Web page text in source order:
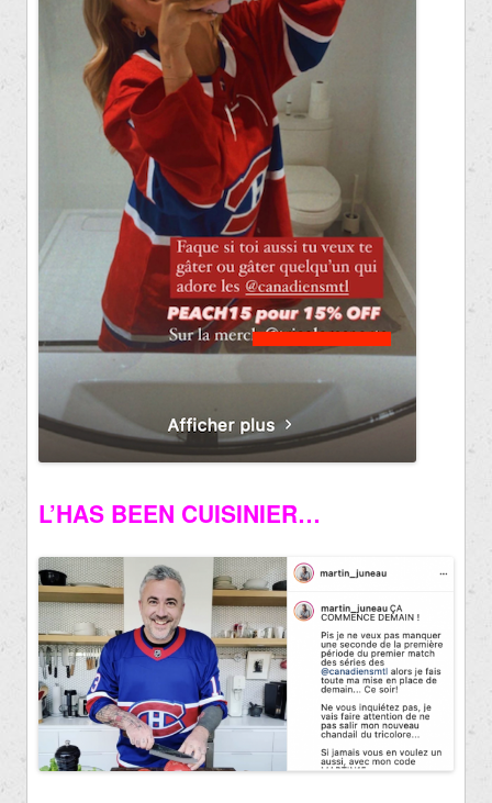
L’HAS BEEN CUISINIER…